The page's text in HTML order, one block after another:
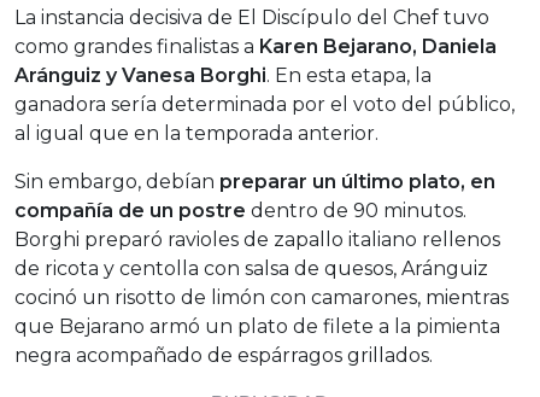
La instancia decisiva de El Discípulo del Chef tuvo
como grandes finalistas a Karen Bejarano, Daniela
Aránguiz y Vanesa Borghi. En esta etapa, la
ganadora sería determinada por el voto del público,
al igual que en la temporada anterior.
Sin embargo, debían preparar un último plato, en
compañía de un postre dentro de 90 minutos.
Borghi preparó ravioles de zapallo italiano rellenos
de ricota y centolla con salsa de quesos, Aránguiz
cocinó un risotto de limón con camarones, mientras
que Bejarano armó un plato de filete a la pimienta
negra acompañado de espárragos grillados.